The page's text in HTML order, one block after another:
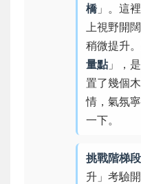
橋」。這
上視野開
稍微提升
量點」，
置了幾個
情，氣氛
一下。
挑戰階梯段
升」考驗